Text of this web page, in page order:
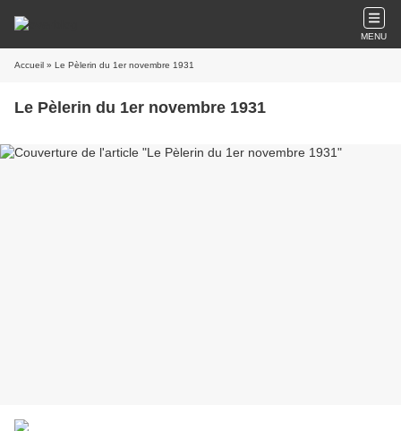
MENU
Accueil » Le Pèlerin du 1er novembre 1931
Le Pèlerin du 1er novembre 1931